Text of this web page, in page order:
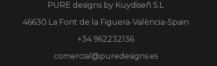
PURE designs by Kuydiseñ S.L
46630 La Font de la Figuera-València-Spain
+34 962232136
comercial@puredesigns.es